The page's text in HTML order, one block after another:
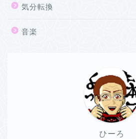
気分転換
音楽
ひーろ